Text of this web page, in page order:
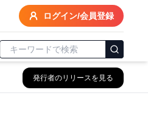
ログイン/会員登録
発行者のリリースを見る